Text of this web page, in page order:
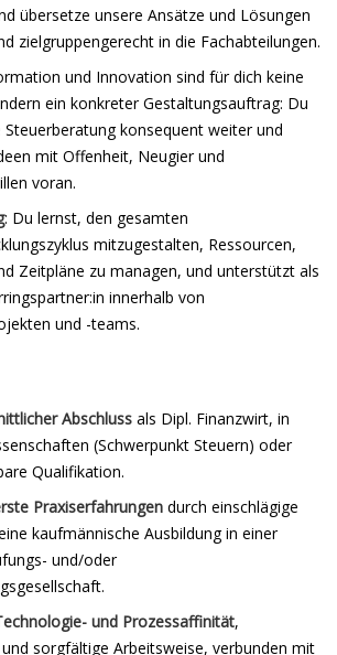
übersetze unsere Ansätze und Lösungen
zielgruppengerecht in die Fachabteilungen.
und Innovation sind für dich keine
ein konkreter Gestaltungsauftrag: Du
konsequent weiter und
mit Offenheit, Neugier und
voran.
: Du lernst, den gesamten
mitzugestalten, Ressourcen,
Zeitpläne zu managen, und unterstützt als
innerhalb von
und -teams.
Abschluss als Dipl. Finanzwirt, in
(Schwerpunkt Steuern) oder
Qualifikation.
Praxiserfahrungen durch einschlägige
kaufmännische Ausbildung in einer
und/oder
und Prozessaffinität,
sorgfältige Arbeitsweise, verbunden mit